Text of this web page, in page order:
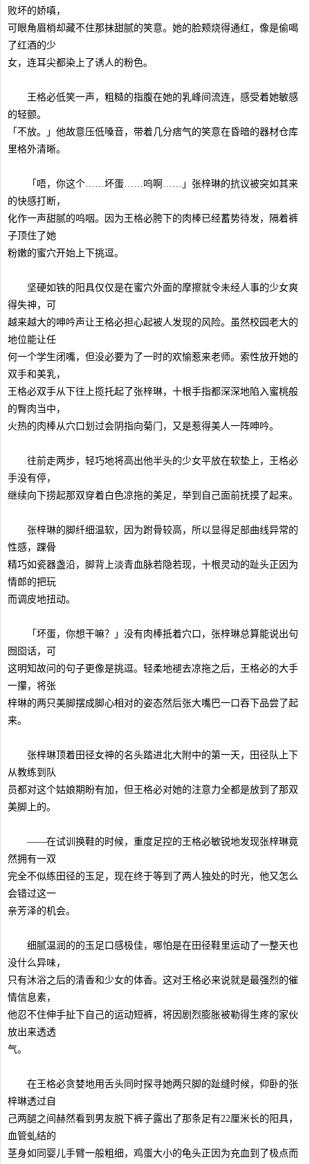
败坏的娇嗔，
可眼角眉梢却藏不住那抹甜腻的笑意。她的脸颊烧得通红，像是偷喝
了红酒的少
女，连耳尖都染上了诱人的粉色。
王格必低笑一声，粗糙的指腹在她的乳峰间流连，感受着她敏感
的轻颤。
「不放。」他故意压低嗓音，带着几分痞气的笑意在昏暗的器材仓库
里格外清晰。
「唔，你这个……坏蛋……呜啊……」张梓琳的抗议被突如其来
的快感打断，
化作一声甜腻的呜咽。因为王格必胯下的肉棒已经蓄势待发，隔着裤
子顶住了她
粉嫩的蜜穴开始上下挑逗。
坚硬如铁的阳具仅仅是在蜜穴外面的摩擦就令未经人事的少女爽
得失神，可
越来越大的呻吟声让王格必担心起被人发现的风险。虽然校园老大的
地位能让任
何一个学生闭嘴，但没必要为了一时的欢愉惹来老师。索性放开她的
双手和美乳，
王格必双手从下往上揽托起了张梓琳，十根手指都深深地陷入蜜桃般
的臀肉当中，
火热的肉棒从穴口划过会阴指向菊门，又是惹得美人一阵呻吟。
往前走两步，轻巧地将高出他半头的少女平放在软垫上，王格必
手没有停，
继续向下捞起那双穿着白色凉拖的美足，举到自己面前抚摸了起来。
张梓琳的脚纤细温软，因为跗骨较高，所以显得足部曲线异常的
性感，踝骨
精巧如瓷器盏沿，脚背上淡青血脉若隐若现，十根灵动的趾头正因为
情郎的把玩
而调皮地扭动。
「坏蛋，你想干嘛？」没有肉棒抵着穴口，张梓琳总算能说出句
囫囵话，可
这明知故问的句子更像是挑逗。轻柔地褪去凉拖之后，王格必的大手
一攥，将张
梓琳的两只美脚摆成脚心相对的姿态然后张大嘴巴一口吞下品尝了起
来。
张梓琳顶着田径女神的名头踏进北大附中的第一天，田径队上下
从教练到队
员都对这个姑娘期盼有加，但王格必对她的注意力全都是放到了那双
美脚上的。
——在试训换鞋的时候，重度足控的王格必敏锐地发现张梓琳竟
然拥有一双
完全不似练田径的玉足，现在终于等到了两人独处的时光，他又怎么
会错过这一
亲芳泽的机会。
细腻温润的的玉足口感极佳，哪怕是在田径鞋里运动了一整天也
没什么异味，
只有沐浴之后的清香和少女的体香。这对王格必来说就是最强烈的催
情信息素，
他忍不住伸手扯下自己的运动短裤，将因剧烈膨胀被勒得生疼的家伙
放出来透透
气。
在王格必贪婪地用舌头同时探寻她两只脚的趾缝时候，仰卧的张
梓琳透过自
己两腿之间赫然看到男友脱下裤子露出了那条足有22厘米长的阳具，
血管虬结的
茎身如同婴儿手臂一般粗细，鸡蛋大小的龟头正因为充血到了极点而